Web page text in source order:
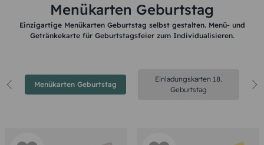
Menükarten Geburtstag
Einzigartige Menükarten Geburtstag selbst gestalten. Menü- und
Getränkekarte für Geburtstagsfeier zum Individualisieren.
Menükarten Geburtstag
Einladungskarten 18.
Geburtstag